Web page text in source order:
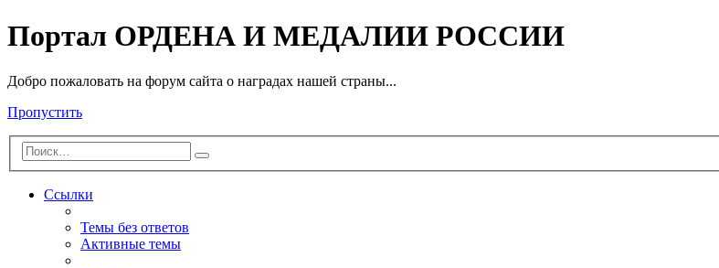
Портал ОРДЕНА И МЕДАЛИИ РОССИИ
Добро пожаловать на форум сайта о наградах нашей страны...
Пропустить
Поиск
Ссылки
Темы без ответов
Активные темы